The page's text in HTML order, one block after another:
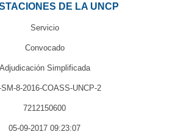
DE LA UNCP
Servicio
Convocado
Adjudicación Simplificada
8-2016-COASS-UNCP-2
7212150600
05-09-2017 09:23:07